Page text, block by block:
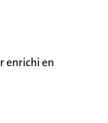
enrichi en